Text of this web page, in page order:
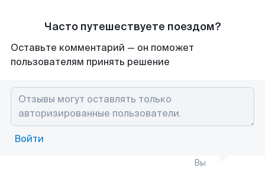
Часто путешествуете поездом?
Оставьте комментарий — он поможет
пользователям принять решение
Войти
Вы